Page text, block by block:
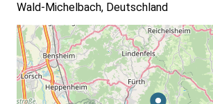
Wald-Michelbach, Deutschland